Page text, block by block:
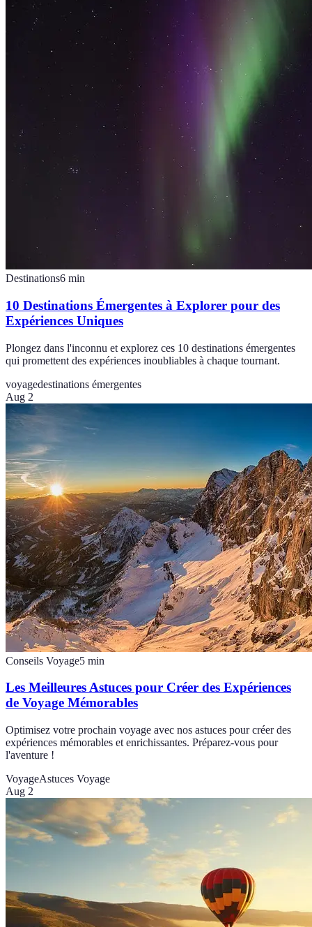
Destinations6 min
10 Destinations Émergentes à Explorer pour des
Expériences Uniques
Plongez dans l'inconnu et explorez ces 10 destinations émergentes
qui promettent des expériences inoubliables à chaque tournant.
voyagedestinations émergentes
Aug 2
Conseils Voyage5 min
Les Meilleures Astuces pour Créer des Expériences
de Voyage Mémorables
Optimisez votre prochain voyage avec nos astuces pour créer des
expériences mémorables et enrichissantes. Préparez-vous pour
l'aventure !
VoyageAstuces Voyage
Aug 2